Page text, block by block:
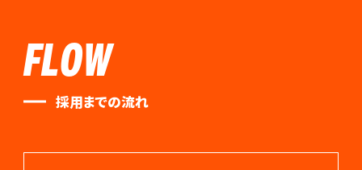
FLOW
採用までの流れ